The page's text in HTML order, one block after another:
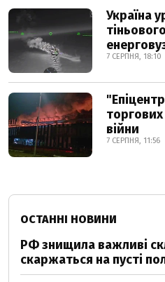
Україна
7 СЕРПНЯ, 18:10
війни
7 СЕРПНЯ, 11:56
ОСТАННІ НОВИНИ
РФ знищила важливі
скаржаться на пусті